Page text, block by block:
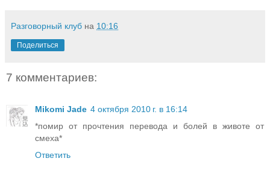
Разговорный клуб на 10:16
Поделиться
7 комментариев:
Mikomi Jade 4 октября 2010 г. в 16:14
*помир от прочтения перевода и болей в животе от
смеха*
Ответить